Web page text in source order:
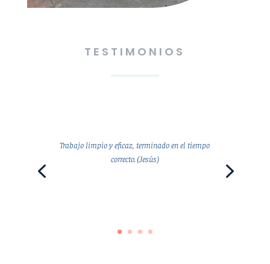
TESTIMONIOS
Trabajo limpio y eficaz, terminado en el tiempo
correcto. (Jesús)